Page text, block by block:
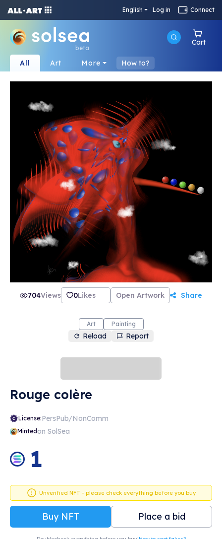
English Log in Connect
beta
Cart
All Art More How to?
704Views 0Likes Open Artwork Share
Art Painting
Reload Report
Rouge colère
License:PersPub/NonComm
Mintedon SolSea
1
Unverified NFT - please check everything before you buy
Buy NFT Place a bid